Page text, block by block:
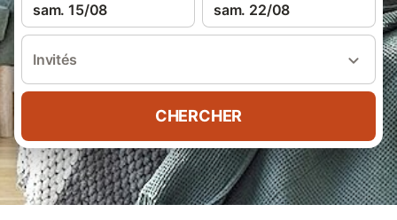
sam. 15/08 sam. 22/08
Invités
CHERCHER